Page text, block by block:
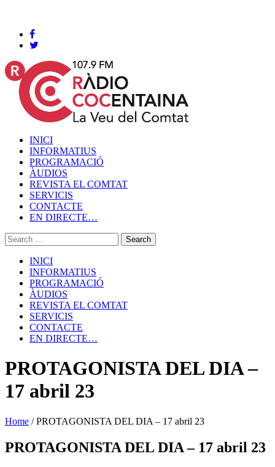
INICI
INFORMATIUS
PROGRAMACIÓ
ÀUDIOS
REVISTA EL COMTAT
SERVICIS
CONTACTE
EN DIRECTE…
INICI
INFORMATIUS
PROGRAMACIÓ
ÀUDIOS
REVISTA EL COMTAT
SERVICIS
CONTACTE
EN DIRECTE…
PROTAGONISTA DEL DIA –
17 abril 23
Home /PROTAGONISTA DEL DIA – 17 abril 23
PROTAGONISTA DEL DIA – 17 abril 23